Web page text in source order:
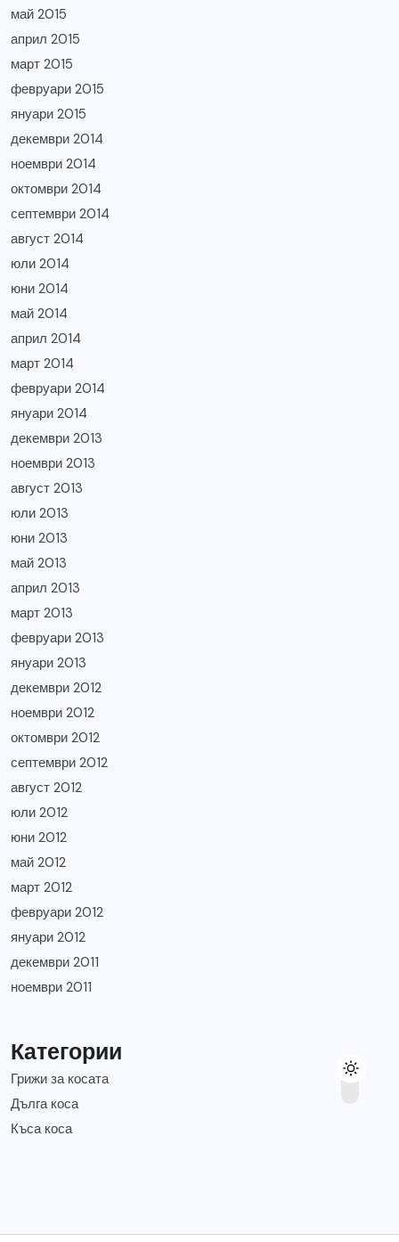
май 2015
април 2015
март 2015
февруари 2015
януари 2015
декември 2014
ноември 2014
октомври 2014
септември 2014
август 2014
юли 2014
юни 2014
май 2014
април 2014
март 2014
февруари 2014
януари 2014
декември 2013
ноември 2013
август 2013
юли 2013
юни 2013
май 2013
април 2013
март 2013
февруари 2013
януари 2013
декември 2012
ноември 2012
октомври 2012
септември 2012
август 2012
юли 2012
юни 2012
май 2012
март 2012
февруари 2012
януари 2012
декември 2011
ноември 2011
Категории
Грижи за косата
Дълга коса
Къса коса